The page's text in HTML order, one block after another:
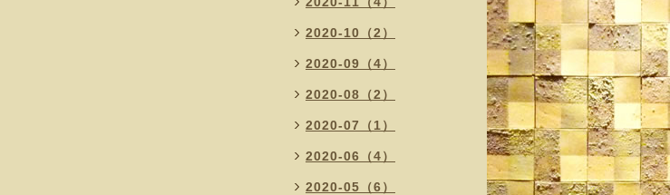
2020-10（2）
2020-09（4）
2020-08（2）
2020-07（1）
2020-06（4）
2020-05（6）